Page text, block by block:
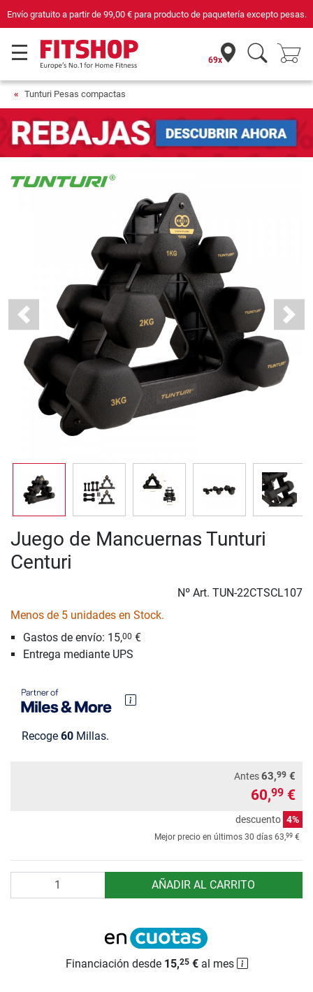
Envío gratuito a partir de 99,00 €para producto de paquetería excepto pesas.
69x
Tunturi Pesas compactas
Previous Next
Juego de Mancuernas Tunturi
Centuri
Nº Art. TUN-22CTSCL107
Menos de 5 unidades en Stock.
Gastos de envío: 15,00 €
Entrega mediante UPS
Recoge 60 Millas.
Antes63,99 €
60,99 €
descuento 4%
Mejor precio en últimos 30 días 63,99 €
AÑADIR AL CARRITO
Financiación desde 15,25€al mes